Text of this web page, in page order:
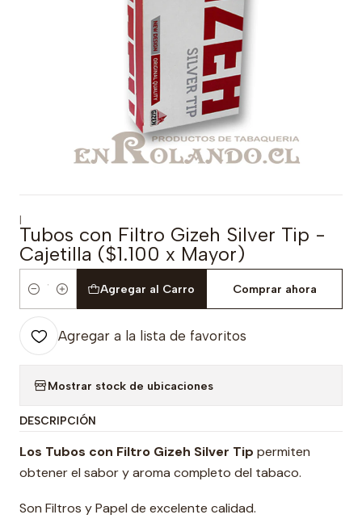
|
Tubos con Filtro Gizeh Silver Tip -
Cajetilla ($1.100 x Mayor)
Cantidad
Agregar al Carro Comprar ahora
Agregar a la lista de favoritos
Mostrar stock de ubicaciones
DESCRIPCIÓN
Los Tubos con Filtro Gizeh Silver Tip permiten
obtener el sabor y aroma completo del tabaco.
Son Filtros y Papel de excelente calidad.